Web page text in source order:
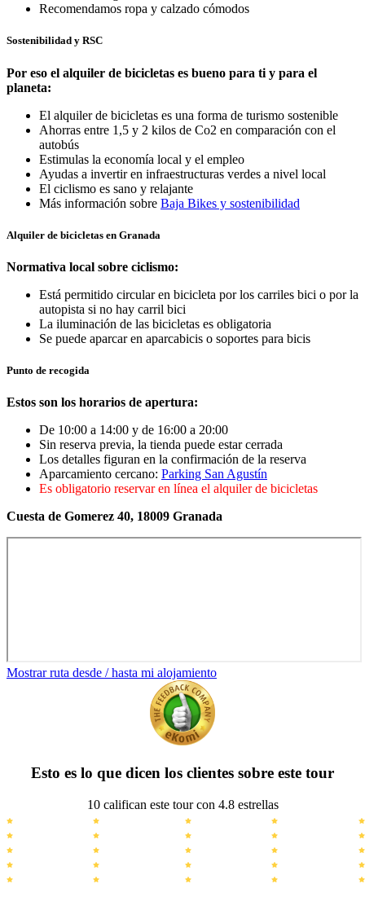
Recomendamos ropa y calzado cómodos
Sostenibilidad y RSC
Por eso el alquiler de bicicletas es bueno para ti y para el
planeta:
El alquiler de bicicletas es una forma de turismo sostenible
Ahorras entre 1,5 y 2 kilos de Co2 en comparación con el
autobús
Estimulas la economía local y el empleo
Ayudas a invertir en infraestructuras verdes a nivel local
El ciclismo es sano y relajante
Más información sobre Baja Bikes y sostenibilidad
Alquiler de bicicletas en Granada
Normativa local sobre ciclismo:
Está permitido circular en bicicleta por los carriles bici o por la
autopista si no hay carril bici
La iluminación de las bicicletas es obligatoria
Se puede aparcar en aparcabicis o soportes para bicis
Punto de recogida
Estos son los horarios de apertura:
De 10:00 a 14:00 y de 16:00 a 20:00
Sin reserva previa, la tienda puede estar cerrada
Los detalles figuran en la confirmación de la reserva
Aparcamiento cercano: Parking San Agustín
Es obligatorio reservar en línea el alquiler de bicicletas
Cuesta de Gomerez 40, 18009 Granada
Mostrar ruta desde / hasta mi alojamiento
Esto es lo que dicen los clientes sobre este tour
10 califican este tour con 4.8 estrellas